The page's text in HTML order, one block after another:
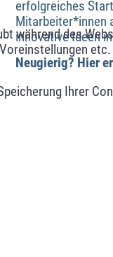
während des
etc.
Ihrer
erfolgreiches
Mitarbeiter*innen
innovative Ideen
Neugierig? Hier